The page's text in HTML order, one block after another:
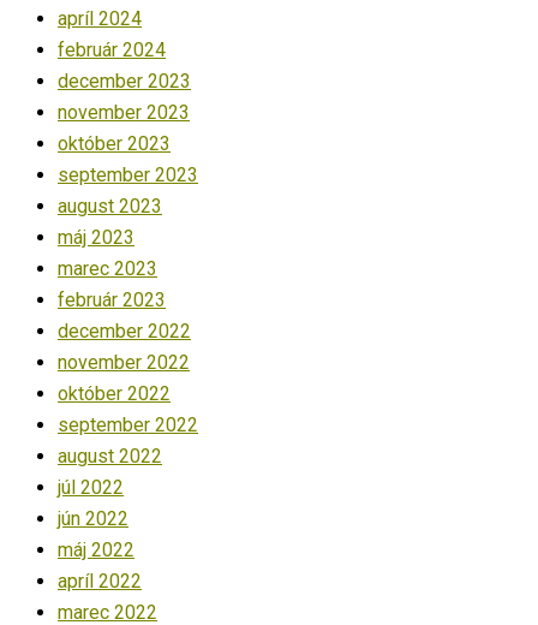
apríl 2024
február 2024
december 2023
november 2023
október 2023
september 2023
august 2023
máj 2023
marec 2023
február 2023
december 2022
november 2022
október 2022
september 2022
august 2022
júl 2022
jún 2022
máj 2022
apríl 2022
marec 2022